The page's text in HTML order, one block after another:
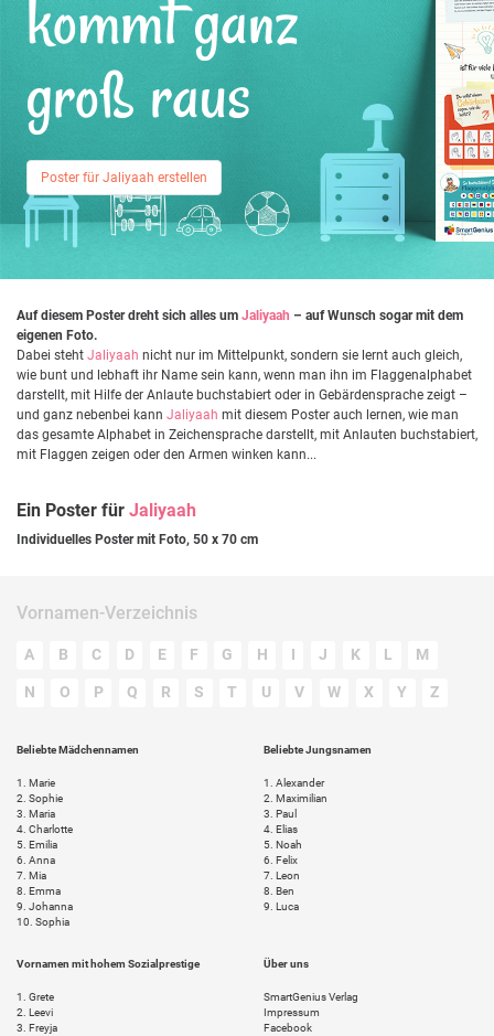
kommt ganz
groß raus
Poster für Jaliyaah erstellen
Auf diesem Poster dreht sich alles um Jaliyaah – auf Wunsch sogar mit dem
eigenen Foto.
Dabei steht Jaliyaah nicht nur im Mittelpunkt, sondern sie lernt auch gleich,
wie bunt und lebhaft ihr Name sein kann, wenn man ihn im Flaggenalphabet
darstellt, mit Hilfe der Anlaute buchstabiert oder in Gebärdensprache zeigt –
und ganz nebenbei kann Jaliyaah mit diesem Poster auch lernen, wie man
das gesamte Alphabet in Zeichensprache darstellt, mit Anlauten buchstabiert,
mit Flaggen zeigen oder den Armen winken kann...
Ein Poster für Jaliyaah
Individuelles Poster mit Foto, 50 x 70 cm
Vornamen-Verzeichnis
A B C D E F G H I J K L M
N O P Q R S T U V W X Y Z
Beliebte Mädchennamen
1.
Marie
2. Sophie
3. Maria
4. Charlotte
5. Emilia
6. Anna
7. Mia
8. Emma
9. Johanna
10. Sophia
Beliebte Jungsnamen
1.
Alexander
2. Maximilian
3. Paul
4. Elias
5. Noah
6. Felix
7. Leon
8. Ben
9. Luca
Vornamen mit hohem Sozialprestige
1.
Grete
2. Leevi
3. Freyja
Über uns
SmartGenius Verlag
Impressum
Facebook